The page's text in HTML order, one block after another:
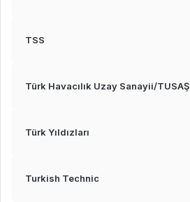
TSS
Türk Havacılık Uzay Sanayii/TUSAŞ
Türk Yıldızları
Turkish Technic